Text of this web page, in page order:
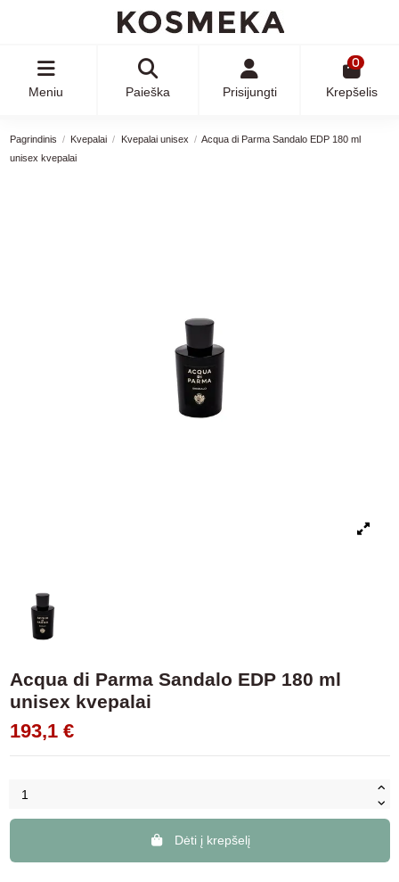
Meniu Paieška Prisijungti
0
Krepšelis
Pagrindinis Kvepalai Kvepalai unisex
Acqua di Parma Sandalo EDP 180 ml
unisex kvepalai
Acqua di Parma Sandalo EDP 180 ml
unisex kvepalai
193,1 €
Dėti į krepšelį